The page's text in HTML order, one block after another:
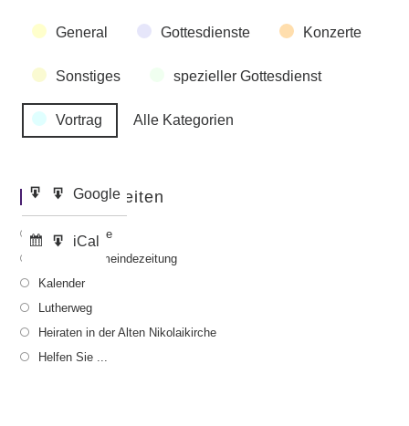
Veranstaltungskategorien
General Gottesdienste Konzerte
Sonstiges spezieller Gottesdienst
Vortrag Alle Kategorien
Eintragen
Google
Abonnieren
iCal
Export
Google
Export
iCal
Wichtige Seiten
Gottesdienste
Aktuelle Gemeindezeitung
Kalender
Lutherweg
Heiraten in der Alten Nikolaikirche
Helfen Sie ...